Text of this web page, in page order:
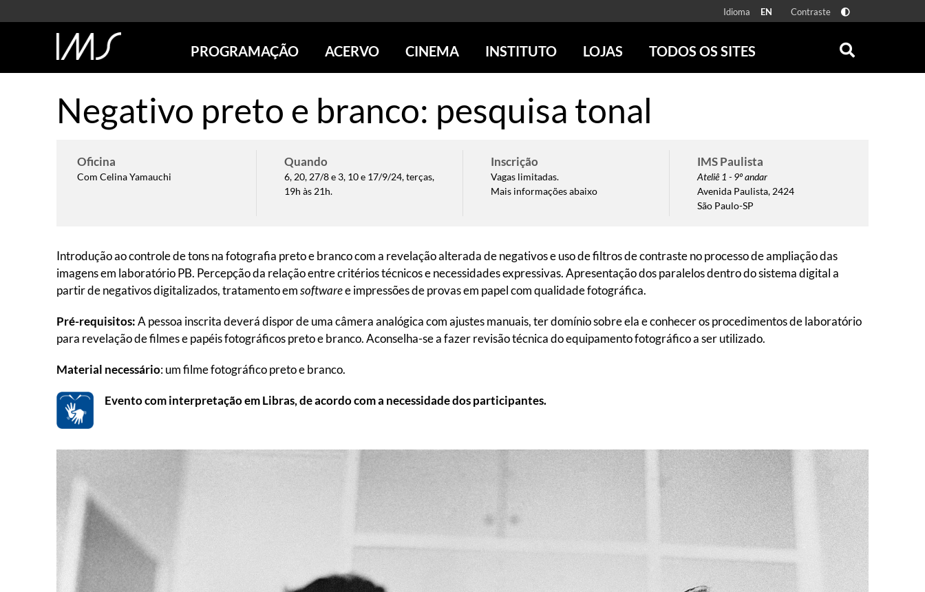
Idioma EN Contraste
PROGRAMAÇÃO
SÃO PAULO
RIO DE JANEIRO
TOURS VIRTUAIS
VISITAS MEDIADAS
ACERVO
FOTOGRAFIA
MÚSICA
PROGRAMA CONVIDA
POR DENTRO DO ACERVO
CINEMA
SÃO PAULO
POÇOS DE CALDAS
BLOG DO CINEMA
REVISTAS DE PROGRAMAÇÃO
INSTITUTO
IMS PAULISTA
IMS RIO
SOBRE O IMS
QUEM SOMOS
PUBLICAÇÕES E DVDs
LOJAS
LOJAS FÍSICAS
TODOS OS SITES
CRÔNICA BRASILEIRA
TESTEMUNHA OCULAR
CLARICE LISPECTOR
Negativo preto e branco: pesquisa tonal
Oficina
Com Celina Yamauchi
Quando
6, 20, 27/8 e 3, 10 e 17/9/24, terças,
19h às 21h.
Inscrição
Vagas limitadas.
Mais informações abaixo
IMS Paulista
Ateliê 1 - 9º andar
Avenida Paulista, 2424
São Paulo-SP
Introdução ao controle de tons na fotografia preto e branco com a revelação alterada de negativos e uso de filtros de contraste no processo de ampliação das
imagens em laboratório PB. Percepção da relação entre critérios técnicos e necessidades expressivas. Apresentação dos paralelos dentro do sistema digital a
partir de negativos digitalizados, tratamento emsoftwaree impressões de provas em papel com qualidade fotográfica.
Pré-requisitos:A pessoa inscrita deverá dispor de uma câmera analógica com ajustes manuais, ter domínio sobre ela e conhecer os procedimentos de laboratório
para revelação de filmes e papéis fotográficos preto e branco. Aconselha-se a fazer revisão técnica do equipamento fotográfico a ser utilizado.
Material necessário: um filme fotográfico preto e branco.
Evento com interpretação em Libras, de acordo com a necessidade dos participantes.